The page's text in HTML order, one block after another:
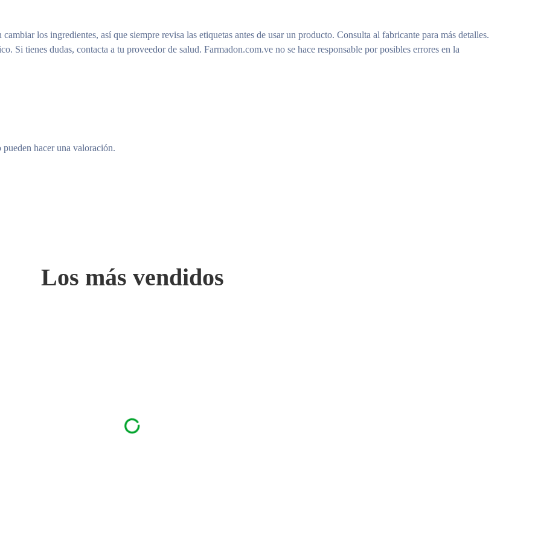
los ingredientes, así que siempre revisa las etiquetas antes de usar un producto. Consulta al fabricante para más detalles.
Si tienes dudas, contacta a tu proveedor de salud. Farmadon.com.ve no se hace responsable por posibles errores en la
hacer una valoración.
Los más vendidos